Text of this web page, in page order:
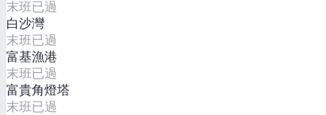
末班已過
白沙灣
末班已過
富基漁港
末班已過
富貴角燈塔
末班已過